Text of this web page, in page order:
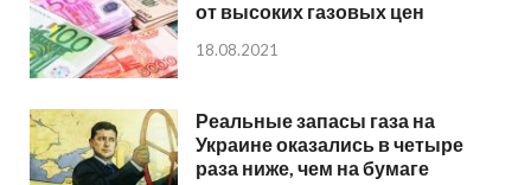
от высоких газовых цен
18.08.2021
Реальные запасы газа на
Украине оказались в четыре
раза ниже, чем на бумаге